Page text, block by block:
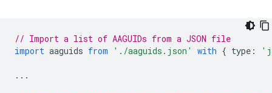
// Import a list of AAGUIDs from a JSON file
import aaguids from './aaguids.json' with { type :
...